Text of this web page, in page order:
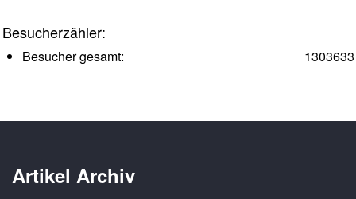
Besucherzähler:
1303633
Besucher gesamt:
Artikel Archiv